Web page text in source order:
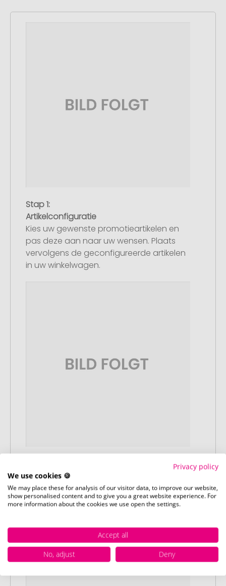
Stap 1:
Artikelconfiguratie
Kies uw gewenste promotieartikelen en
pas deze aan naar uw wensen. Plaats
vervolgens de geconfigureerde artikelen
in uw winkelwagen.
Upload van uw logo of ontwerp
Upload uw logo of ontwerp op onze
afrekenpagina (checkout) en rond uw
geen geschikt bestand beschikbaar
hebben, dan kunt u dit later aanleveren.
Privacy policy
We use cookies 🍪
We may place these for analysis of our visitor data, to improve our website,
show personalised content and to give you a great website experience. For
more information about the cookies we use open the settings.
Accept all
No, adjust
Deny